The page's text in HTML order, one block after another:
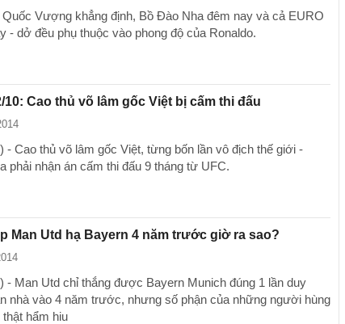
Vượng khẳng định, Bồ Đào Nha đêm nay và cả EURO
- dở đều phụ thuộc vào phong độ của Ronaldo.
10: Cao thủ võ lâm gốc Việt bị cấm thi đấu
- Cao thủ võ lâm gốc Việt, từng bốn lần vô địch thế giới -
phải nhận án cấm thi đấu 9 tháng từ UFC.
Man Utd hạ Bayern 4 năm trước giờ ra sao?
- Man Utd chỉ thắng được Bayern Munich đúng 1 lần duy
nhà vào 4 năm trước, nhưng số phận của những người hùng
hẩm hiu